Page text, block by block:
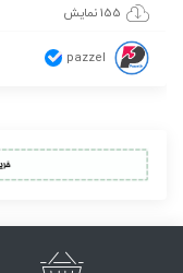
155 نمایش
pazzel